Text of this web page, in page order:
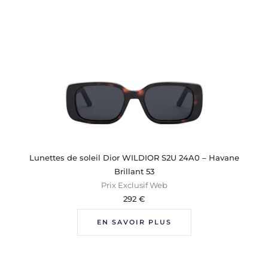
Lunettes de soleil Dior WILDIOR S2U 24A0 – Havane
Brillant 53
Prix Exclusif Web
292 €
EN SAVOIR PLUS